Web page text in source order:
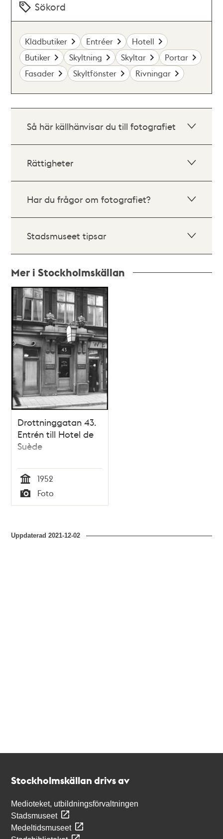
Sökord
Klädbutiker Entréer
Hotell
Butiker
Skyltning Skyltar
Portar
Fasader
Skyltfönster Rivningar
Så här källhänvisar du till fotografiet
Rättigheter
Har du frågor om fotografiet?
Stadsmuseet tipsar
Mer i Stockholmskällan
Relaterade
poster
och
teman
Drottninggatan 43.
Entrén till Hotel de
Suède
Tid
1952
Typ
Foto
Uppdaterad2021-12-02
Stockholmskällan drivs av
Medioteket, utbildningsförvaltningen
Stadsmuseet
Medeltidsmuseet